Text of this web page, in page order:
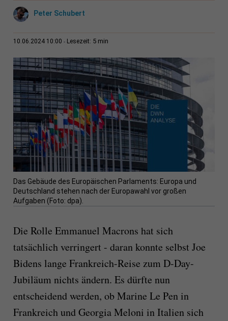
Peter Schubert
10.06.2024 10:00 Lesezeit: 5 min
Das Gebäude des Europäischen Parlaments: Europa und
Deutschland stehen nach der Europawahl vor großen
Aufgaben (Foto: dpa).
Die Rolle Emmanuel Macrons hat sich
tatsächlich verringert - daran konnte selbst Joe
Bidens lange Frankreich-Reise zum D-Day-
Jubiläum nichts ändern. Es dürfte nun
entscheidend werden, ob Marine Le Pen in
Frankreich und Georgia Meloni in Italien sich